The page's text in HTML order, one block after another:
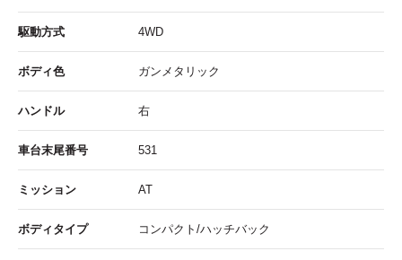
駆動方式 4WD
ボディ色 ガンメタリック
ハンドル 右
車台末尾番号 531
ミッション AT
ボディタイプ コンパクト/ハッチバック